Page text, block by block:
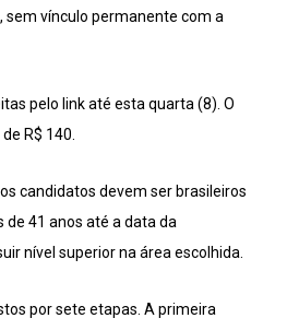
sem vínculo permanente com a
pelo link até esta quarta (8). O
R$ 140.
candidatos devem ser brasileiros
de 41 anos até a data da
nível superior na área escolhida.
por sete etapas. A primeira